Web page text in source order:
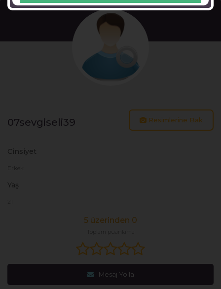
07sevgiseli39 Resimlerine Bak
Cinsiyet
Erkek
Yaş
5 üzerinden 0
Mesaj Yolla